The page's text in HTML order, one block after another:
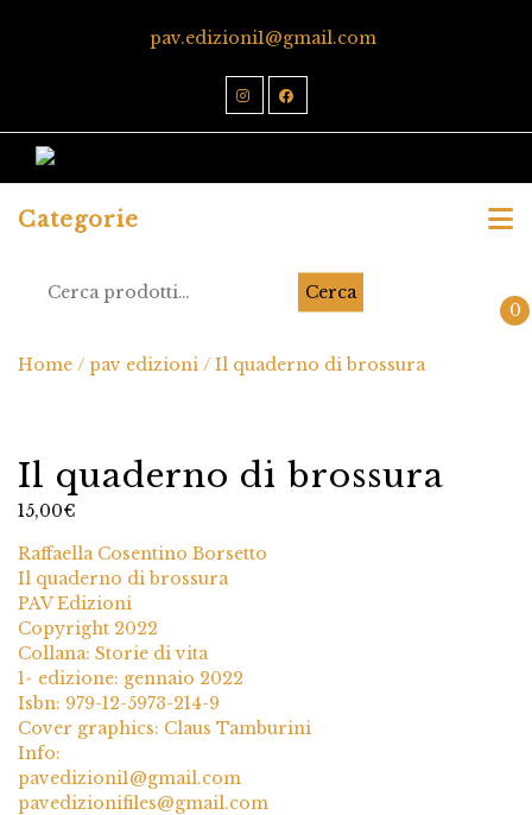
pav.edizioni1@gmail.com
Categorie
Cerca
0
Home / pav edizioni / Il quaderno di brossura
Il quaderno di brossura
15,00€
Raffaella Cosentino Borsetto
Il quaderno di brossura
PAV Edizioni
Copyright 2022
Collana: Storie di vita
1^ edizione: gennaio 2022
Isbn: 979-12-5973-214-9
Cover graphics: Claus Tamburini
Info:
pavedizioni1@gmail.com
pavedizionifiles@gmail.com